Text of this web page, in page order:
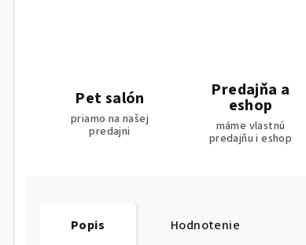
Pet salón
priamo na našej
predajni
Predajňa a
eshop
máme vlastnú
predajňu i eshop
Popis Hodnotenie